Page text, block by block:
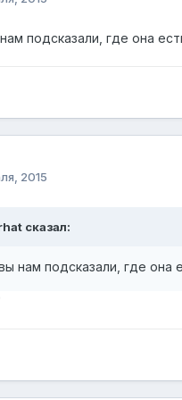
подсказали, где она
2015
сказал:
нам подсказали, где она